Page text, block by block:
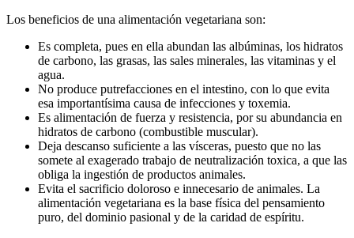
Los beneficios de una alimentación vegetariana son:
Es completa, pues en ella abundan las albúminas, los hidratos
de carbono, las grasas, las sales minerales, las vitaminas y el
agua.
No produce putrefacciones en el intestino, con lo que evita
esa importantísima causa de infecciones y toxemia.
Es alimentación de fuerza y resistencia, por su abundancia en
hidratos de carbono (combustible muscular).
Deja descanso suficiente a las vísceras, puesto que no las
somete al exagerado trabajo de neutralización toxica, a que las
obliga la ingestión de productos animales.
Evita el sacrificio doloroso e innecesario de animales. La
alimentación vegetariana es la base física del pensamiento
puro, del dominio pasional y de la caridad de espíritu.